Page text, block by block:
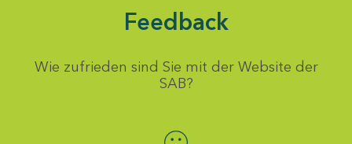
Feedback
Wie zufrieden sind Sie mit der Website der
SAB?
Bewertung auswählen